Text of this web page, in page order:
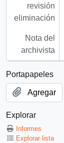
revisión
eliminación
Nota del
archivista
Portapapeles
Agregar
Explorar
Informes
Explorar lista